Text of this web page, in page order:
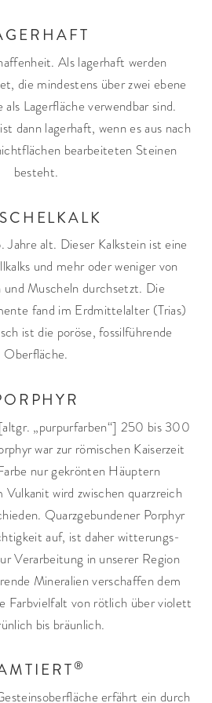
Als lagerhaft werden
die mindestens über zwei ebene
Lagerfläche verwendbar sind.
dann lagerhaft, wenn es aus nach
bearbeiteten Steinen
besteht.
alt. Dieser Kalkstein ist eine
und mehr oder weniger von
Muscheln durchsetzt. Die
fand im Erdmittelalter (Trias)
ist die poröse, fossilführende
Oberfläche.
„purpurfarben“] 250 bis 300
war zur römischen Kaiserzeit
nur gekrönten Häuptern
wird zwischen quarzreich
Quarzgebundener Porphyr
auf, ist daher witterungs­
Verarbeitung in unserer Region
Mineralien verschaffen dem
Farbvielfalt von rötlich über violett
bis bräunlich.
®
erfährt ein durch